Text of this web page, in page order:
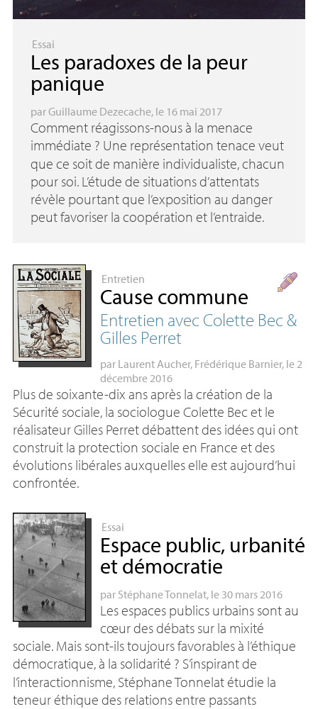
Essai
Les paradoxes de la peur
panique
parGuillaume Dezecache, le 16 mai 2017
Comment réagissons-nous à la menace
immédiate ? Une représentation tenace veut
que ce soit de manière individualiste, chacun
pour soi. L’étude de situations d’attentats
révèle pourtant que l’exposition au danger
peut favoriser la coopération et l’entraide.
Entretien
Cause commune
Entretien avec Colette Bec &
Gilles Perret
par Laurent Aucher, Frédérique Barnier, le 2
décembre 2016
Plus de soixante-dix ans après la création de la
Sécurité sociale, la sociologue Colette Bec et le
réalisateur Gilles Perret débattent des idées qui ont
construit la protection sociale en France et des
évolutions libérales auxquelles elle est aujourd’hui
confrontée.
Essai
Espace public, urbanité
et démocratie
par Stéphane Tonnelat, le 30 mars 2016
Les espaces publics urbains sont au
cœur des débats sur la mixité
sociale. Mais sont-ils toujours favorables à l’éthique
démocratique, à la solidarité ? S’inspirant de
l’interactionnisme, Stéphane Tonnelat étudie la
teneur éthique des relations entre passants